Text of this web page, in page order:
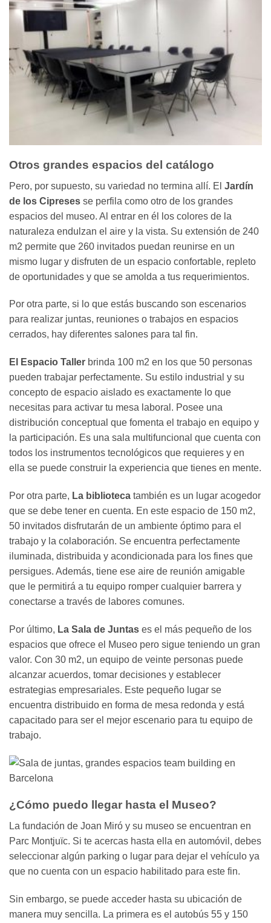
Otros grandes espacios del catálogo
Pero, por supuesto, su variedad no termina allí. El Jardín
de los Cipreses se perfila como otro de los grandes
espacios del museo. Al entrar en él los colores de la
naturaleza endulzan el aire y la vista. Su extensión de 240
m2 permite que 260 invitados puedan reunirse en un
mismo lugar y disfruten de un espacio confortable, repleto
de oportunidades y que se amolda a tus requerimientos.
Por otra parte, si lo que estás buscando son escenarios
para realizar juntas, reuniones o trabajos en espacios
cerrados, hay diferentes salones para tal fin.
El Espacio Taller brinda 100 m2 en los que 50 personas
pueden trabajar perfectamente. Su estilo industrial y su
concepto de espacio aislado es exactamente lo que
necesitas para activar tu mesa laboral. Posee una
distribución conceptual que fomenta el trabajo en equipo y
la participación. Es una sala multifuncional que cuenta con
todos los instrumentos tecnológicos que requieres y en
ella se puede construir la experiencia que tienes en mente.
Por otra parte, La biblioteca también es un lugar acogedor
que se debe tener en cuenta. En este espacio de 150 m2,
50 invitados disfrutarán de un ambiente óptimo para el
trabajo y la colaboración. Se encuentra perfectamente
iluminada, distribuida y acondicionada para los fines que
persigues. Además, tiene ese aire de reunión amigable
que le permitirá a tu equipo romper cualquier barrera y
conectarse a través de labores comunes.
Por último, La Sala de Juntas es el más pequeño de los
espacios que ofrece el Museo pero sigue teniendo un gran
valor. Con 30 m2, un equipo de veinte personas puede
alcanzar acuerdos, tomar decisiones y establecer
estrategias empresariales. Este pequeño lugar se
encuentra distribuido en forma de mesa redonda y está
capacitado para ser el mejor escenario para tu equipo de
trabajo.
¿Cómo puedo llegar hasta el Museo?
La fundación de Joan Miró y su museo se encuentran en
Parc Montjuïc. Si te acercas hasta ella en automóvil, debes
seleccionar algún parking o lugar para dejar el vehículo ya
que no cuenta con un espacio habilitado para este fin.
Sin embargo, se puede acceder hasta su ubicación de
manera muy sencilla. La primera es el autobús 55 y 150